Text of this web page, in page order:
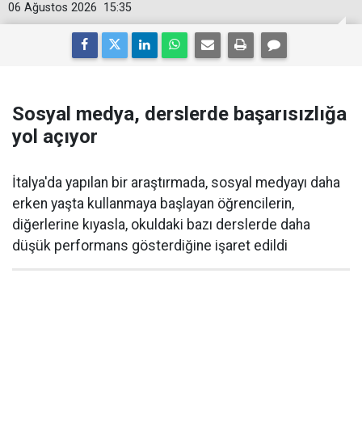
15:35
06 Ağustos 2026
Sosyal medya, derslerde başarısızlığa
yol açıyor
İtalya'da yapılan bir araştırmada, sosyal medyayı daha
erken yaşta kullanmaya başlayan öğrencilerin,
diğerlerine kıyasla, okuldaki bazı derslerde daha
düşük performans gösterdiğine işaret edildi